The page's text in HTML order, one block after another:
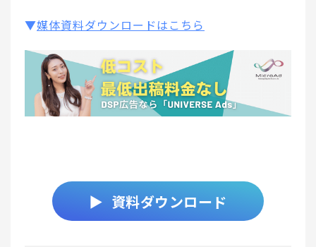
▼媒体資料ダウンロードはこちら
▶ 資料ダウンロード